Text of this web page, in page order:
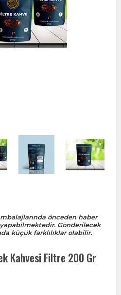
önceden haber
Gönderilecek
küçük farklılıklar olabilir.
Kahvesi Filtre 200 Gr